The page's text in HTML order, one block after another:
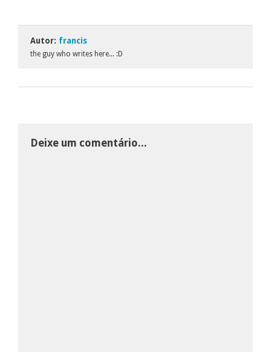
Autor: francis
the guy who writes here... :D
Deixe um comentário...